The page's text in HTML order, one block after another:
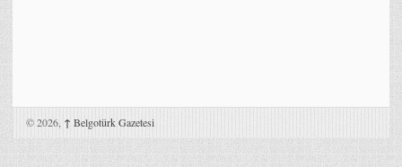
© 2026, ↑ Belgotürk Gazetesi